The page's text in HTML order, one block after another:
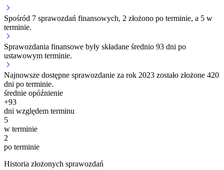
Spośród 7 sprawozdań finansowych, 2 złożono po terminie, a 5 w
terminie.
Sprawozdania finansowe były składane średnio 93 dni po
ustawowym terminie.
Najnowsze dostępne sprawozdanie za rok 2023 zostało złożone 420
dni po terminie.
średnie opóźnienie
+93
dni względem terminu
5
w terminie
2
po terminie
Historia złożonych sprawozdań